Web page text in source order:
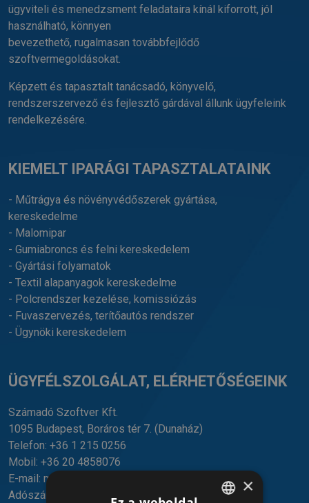
ügyviteli és menedzsment feladataira kínál kiforrott, jól
használható, könnyen
bevezethető, rugalmasan továbbfejlődő
szoftvermegoldásokat.
Képzett és tapasztalt tanácsadó, könyvelő,
rendszerszervező és fejlesztő gárdával állunk ügyfeleink
rendelkezésére.
KIEMELT IPARÁGI TAPASZTALATAINK
- Műtrágya és növényvédőszerek gyártása,
kereskedelme
- Malomipar
- Gumiabroncs és felni kereskedelem
- Gyártási folyamatok
- Textil alapanyagok kereskedelme
- Polcrendszer kezelése, komissiózás
- Fuvaszervezés, terítőautós rendszer
- Ügynöki kereskedelem
ÜGYFÉLSZOLGÁLAT, ELÉRHETŐSÉGEINK
Számadó Szoftver Kft.
1095 Budapest, Boráros tér 7. (Dunaház)
Telefon: +36 1 215 0256
Mobil: +36 20 4858076
E-mail: mail@szamado.hu
Adószám: 13642134-2-43
×